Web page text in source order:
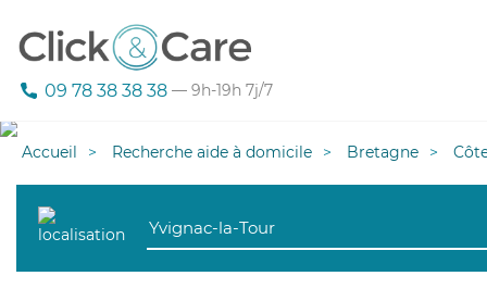
09 78 38 38 38 — 9h-19h 7j/7
Accueil Recherche aide à domicile Bretagne